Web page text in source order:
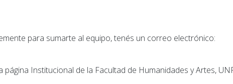
para sumarte al equipo, tenés un correo electrónico:
Institucional de la Facultad de Humanidades y Artes,